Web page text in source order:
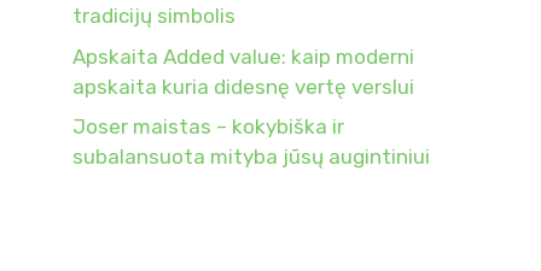
tradicijų simbolis
Apskaita Added value: kaip moderni
apskaita kuria didesnę vertę verslui
Joser maistas – kokybiška ir
subalansuota mityba jūsų augintiniui